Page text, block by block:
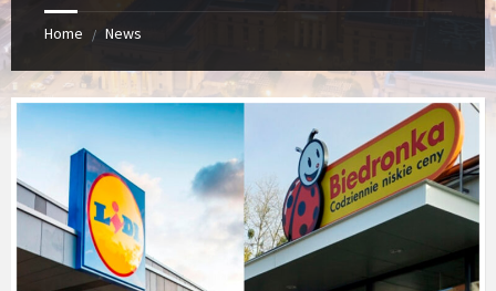
Home / News